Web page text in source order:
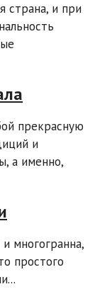
страна, и при
прекрасную
и
а именно,
многогранна,
простого